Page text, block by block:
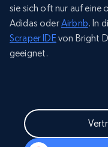
sie sich oft nur auf
Adidas oderAirbnb. In
Scraper IDEvon Bright
geeignet.